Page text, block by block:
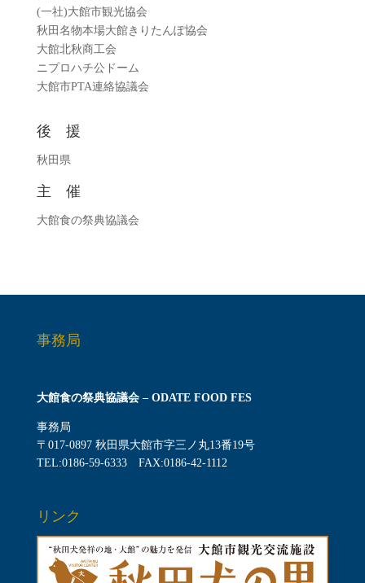
(一社)大館市観光協会
秋田名物本場大館きりたんぽ協会
大館北秋商工会
ニプロハチ公ドーム
大館市PTA連絡協議会
後 援
秋田県
主 催
大館食の祭典協議会
事務局
大館食の祭典協議会 – ODATE FOOD FES
事務局
〒017-0897 秋田県大館市字三ノ丸13番19号
TEL:0186-59-6333 FAX:0186-42-1112
リンク